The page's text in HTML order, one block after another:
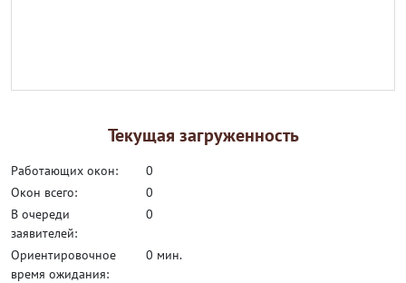
Текущая загруженность
работающих окон:
0
окон всего:
0
в очереди
заявителей:
0
ориентировочное
время ожидания:
0 мин.